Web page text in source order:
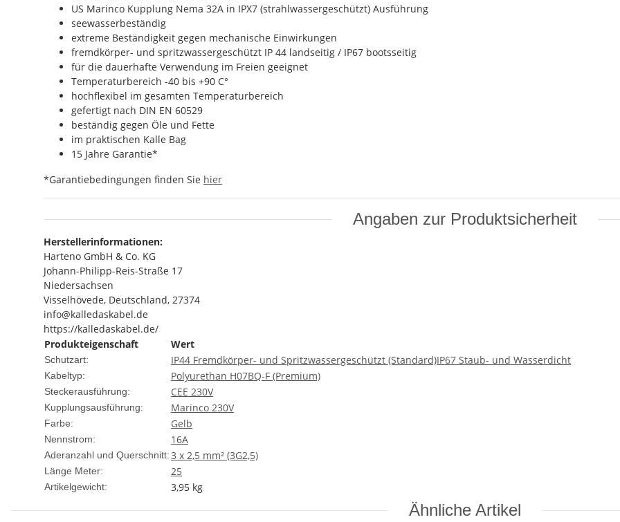
US Marinco Kupplung Nema 32A in IPX7 (strahlwassergeschützt) Ausführung
seewasserbeständig
extreme Beständigkeit gegen mechanische Einwirkungen
fremdkörper- und spritzwassergeschützt IP 44 landseitig / IP67 bootsseitig
für die dauerhafte Verwendung im Freien geeignet
Temperaturbereich -40 bis +90 C°
hochflexibel im gesamten Temperaturbereich
gefertigt nach DIN EN 60529
beständig gegen Öle und Fette
im praktischen Kalle Bag
15 Jahre Garantie*
*Garantiebedingungen finden Sie hier
Angaben zur Produktsicherheit
Herstellerinformationen:
Harteno GmbH & Co. KG
Johann-Philipp-Reis-Straße 17
Niedersachsen
Visselhövede, Deutschland, 27374
info@kalledaskabel.de
https://kalledaskabel.de/
Produkteigenschaft
Wert
Schutzart: IP44 Fremdkörper- und Spritzwassergeschützt (Standard)IP67 Staub- und Wasserdicht
Kabeltyp: Polyurethan H07BQ-F (Premium)
Steckerausführung: CEE 230V
Kupplungsausführung: Marinco 230V
Farbe: Gelb
Nennstrom: 16A
Aderanzahl und Querschnitt:3 x 2,5 mm² (3G2,5)
Länge Meter: 25
Artikelgewicht: 3,95 kg
Ähnliche Artikel